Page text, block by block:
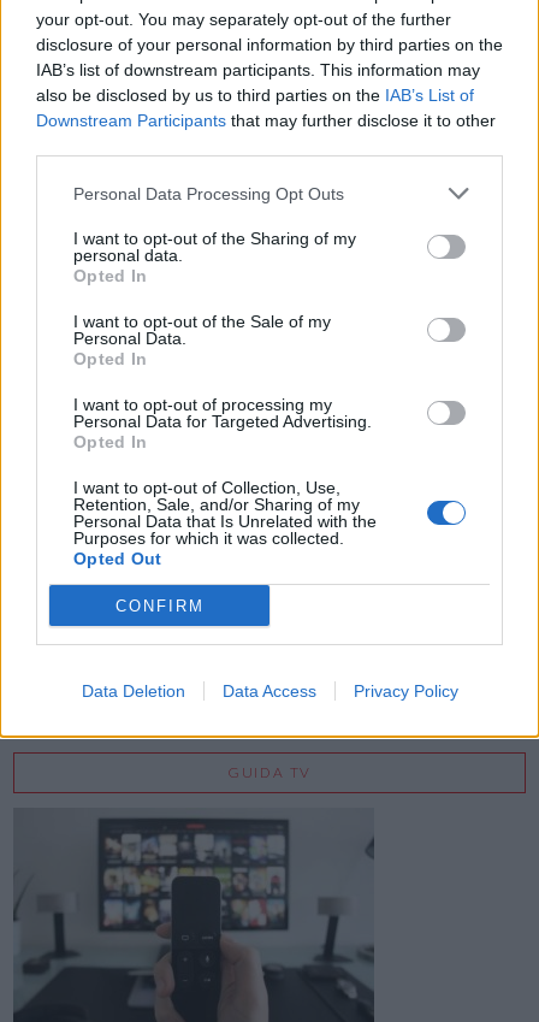
your opt-out. You may separately opt-out of the further
disclosure of your personal information by third parties on the
IAB’s list of downstream participants. This information may
also be disclosed by us to third parties on the IAB’s List of
Downstream Participants that may further disclose it to other
Personal Data Processing Opt Outs
I want to opt-out of the Sharing of my
personal data.
Opted In
I want to opt-out of the Sale of my
Personal Data.
Opted In
I want to opt-out of processing my
Personal Data for Targeted Advertising.
Opted In
I want to opt-out of Collection, Use,
Retention, Sale, and/or Sharing of my
Personal Data that Is Unrelated with the
Purposes for which it was collected.
Opted Out
CONFIRM
Data Deletion Data Access Privacy Policy
VIEW POST
FacebookInstagram
X YouTubeLinkedIn
IFA 2026
GUIDA TV